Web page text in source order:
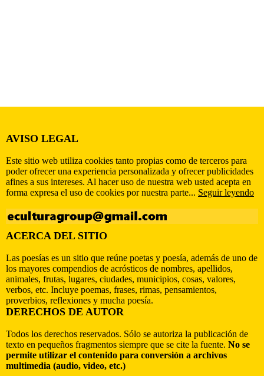
AVISO LEGAL
Este sitio web utiliza cookies tanto propias como de terceros para
poder ofrecer una experiencia personalizada y ofrecer publicidades
afines a sus intereses. Al hacer uso de nuestra web usted acepta en
forma expresa el uso de cookies por nuestra parte... Seguir leyendo
ACERCA DEL SITIO
Las poesías es un sitio que reúne poetas y poesía, además de uno de
los mayores compendios de acrósticos de nombres, apellidos,
animales, frutas, lugares, ciudades, municipios, cosas, valores,
verbos, etc. Incluye poemas, frases, rimas, pensamientos,
proverbios, reflexiones y mucha poesía.
DERECHOS DE AUTOR
Todos los derechos reservados. Sólo se autoriza la publicación de
texto en pequeños fragmentos siempre que se cite la fuente. No se
permite utilizar el contenido para conversión a archivos
multimedia (audio, video, etc.)